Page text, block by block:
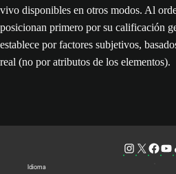
vivo disponibles en otros modos. Al
posicionan primero por su calificación
establece por factores subjetivos,
real (no por atributos de los elementos).
Idioma